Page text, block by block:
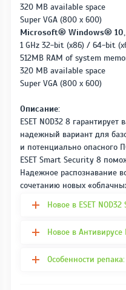
320 MB available space
Super VGA (800 x 600)
Microsoft® Windows® 10,
1 GHz 32-bit (x86) / 64-bit
512MB RAM of system
320 MB available space
Super VGA (800 x 600)
Описание:
ESET NOD32 8
надежный вариант для
и потенциально опасного
ESET Smart Security 8
Надежное распознавание
сочетанию новых
Новое в ESET
Новое в Антивирусе
Особенности репака: